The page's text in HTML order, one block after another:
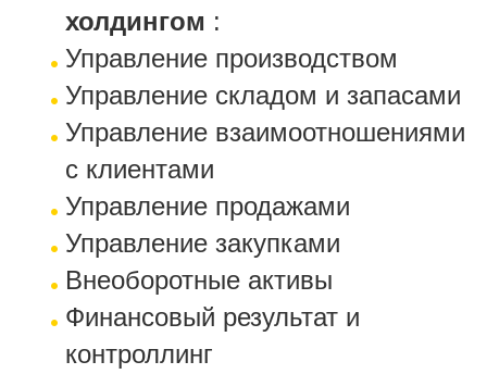
холдингом :
Управление производством
Управление складом и запасами
Управление взаимоотношениями
с клиентами
Управление продажами
Управление закупками
Внеоборотные активы
Финансовый результат и
контроллинг